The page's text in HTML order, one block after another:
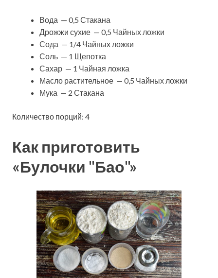
Вода — 0,5 Стакана
Дрожжи сухие — 0,5 Чайных ложки
Сода — 1/4 Чайных ложки
Соль — 1 Щепотка
Сахар — 1 Чайная ложка
Масло растительное — 0,5 Чайных ложки
Мука — 2 Стакана
Количество порций: 4
Как приготовить
«Булочки "Бао"»